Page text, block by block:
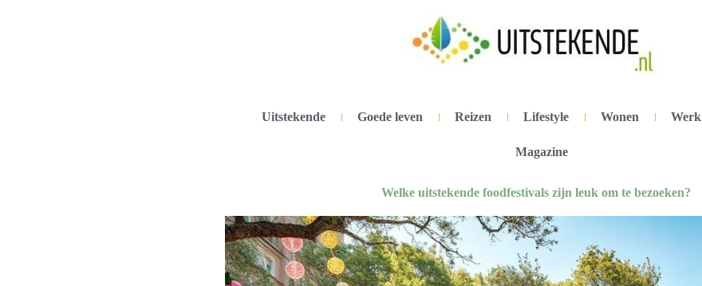
Uitstekende Goede leven Reizen Lifestyle Wonen Werk
Magazine
Welke uitstekende foodfestivals zijn leuk om te bezoeken?